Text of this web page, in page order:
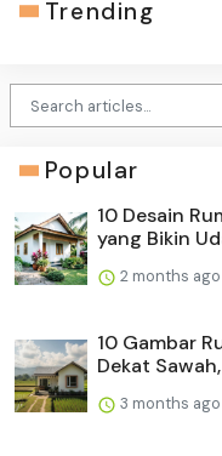
Trending
Popular
10 Desain
yang Bikin
2 months ago
10 Gambar
Dekat
3 months ago